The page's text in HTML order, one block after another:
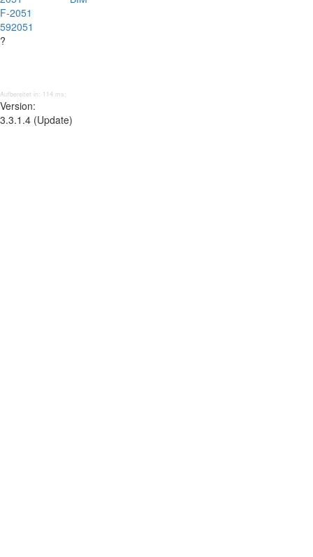
F-2051
592051
?
Aufbereitet in: 114 ms;
Version:
3.3.1.4 (Update)